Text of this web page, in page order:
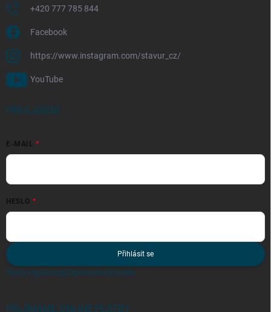
+420 777 785 844
Facebook
https://www.instagram.com/stavur_cz/
YouTube
PŘIHLÁŠENÍ
E-MAIL
HESLO
Přihlásit se
Nová registraceZapomenuté heslo
PŘIJÍMÁME ONLINE PLATBY